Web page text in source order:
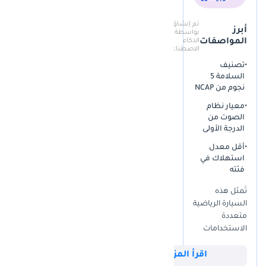
أبرز
المواصفات
تم إنشاؤه
بواسطة
الذكاء
الاصطناعي
•تصنيف
السلامة 5
نجوم من NCAP
•معيار نظام
الصوت من
الدرجة الأولى
•أقل معدل
استهلاك في
فئته
تُمثل هذه
السيارة الرياضية
متعددة
الاستخدامات
للمشترين فياقرأ المزيد
كما أن طلاء السيارة الخارجي مُعتنى به باحترافية، وهو ما يُعد ميزة كبيرة
نظرًا لارتفاع مؤشر الأشعة فوق البنفسجية في المنطقة، والذي غالبًا ما
يتسبب في بهتان طلاء السيارات من هذا العمر. علاوة على ذلك، كونها
سيارة بمواصفات دول مجلس التعاون الخليجي، فإن نظامي التبريد
مئوية، وهي ميزة غير متوفرة دائمًا في السيارات المستوردة من أمريكا
الشمالية. توفر هذه السيارة تحديدًا سجل ملكية أكثر موثوقية من معظم
السيارات الأخرى ذات المسافات المقطوعة العالية المتوفرة حاليًا في
السوق.
بالفئات القياسية والمتوسطة. تتضمن هذه الفئة فرشًا جلديًا فاخرًا
الرئيسية التي يوليها المشترون المحليون أهمية قصوى، مثل واجهة
تشمل عجلات معدنية أكبر حجمًا ولمسات من الكروم تمنحها حضورًا قويًا